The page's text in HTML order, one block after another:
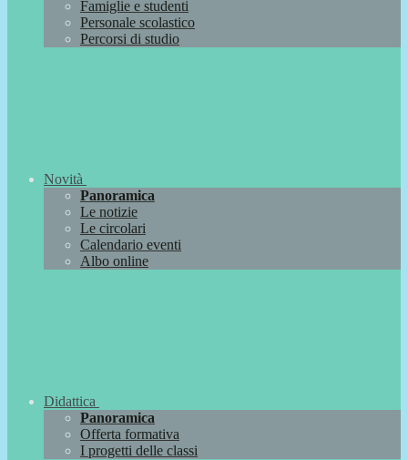
Famiglie e studenti
Personale scolastico
Percorsi di studio
Novità
Panoramica
Le notizie
Le circolari
Calendario eventi
Albo online
Didattica
Panoramica
Offerta formativa
I progetti delle classi